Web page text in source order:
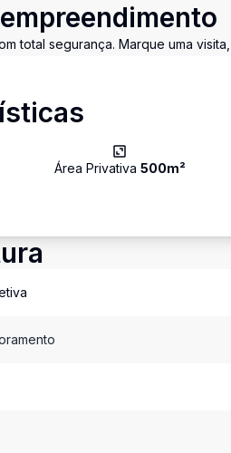
total segurança. Marque uma
Área Privativa 500m²